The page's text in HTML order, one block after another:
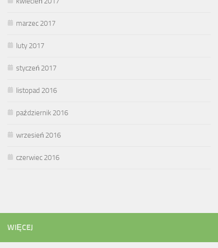
marzec 2017
luty 2017
styczeń 2017
listopad 2016
październik 2016
wrzesień 2016
czerwiec 2016
WIĘCEJ